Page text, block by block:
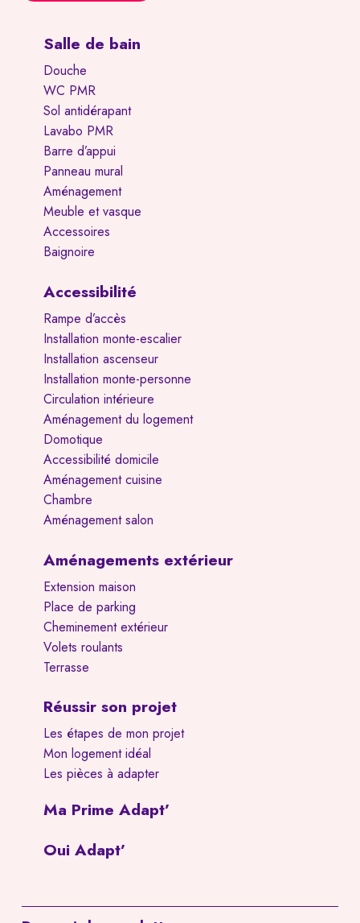
Salle de bain
Douche
WC PMR
Sol antidérapant
Lavabo PMR
Barre d’appui
Panneau mural
Aménagement
Meuble et vasque
Accessoires
Baignoire
Accessibilité
Rampe d’accès
Installation monte-escalier
Installation ascenseur
Installation monte-personne
Circulation intérieure
Aménagement du logement
Domotique
Accessibilité domicile
Aménagement cuisine
Chambre
Aménagement salon
Aménagements extérieur
Extension maison
Place de parking
Cheminement extérieur
Volets roulants
Terrasse
Réussir son projet
Les étapes de mon projet
Mon logement idéal
Les pièces à adapter
Ma Prime Adapt’
Oui Adapt’